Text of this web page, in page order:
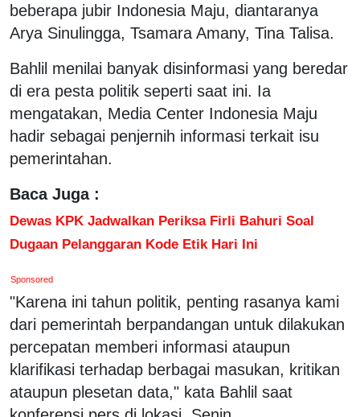
beberapa jubir Indonesia Maju, diantaranya
Arya Sinulingga, Tsamara Amany, Tina Talisa.
Bahlil menilai banyak disinformasi yang beredar
di era pesta politik seperti saat ini. Ia
mengatakan, Media Center Indonesia Maju
hadir sebagai penjernih informasi terkait isu
pemerintahan.
Baca Juga :
Dewas KPK Jadwalkan Periksa Firli Bahuri Soal
Dugaan Pelanggaran Kode Etik Hari Ini
Sponsored
"Karena ini tahun politik, penting rasanya kami
dari pemerintah berpandangan untuk dilakukan
percepatan memberi informasi ataupun
klarifikasi terhadap berbagai masukan, kritikan
ataupun plesetan data," kata Bahlil saat